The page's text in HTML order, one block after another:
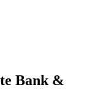
Bank &